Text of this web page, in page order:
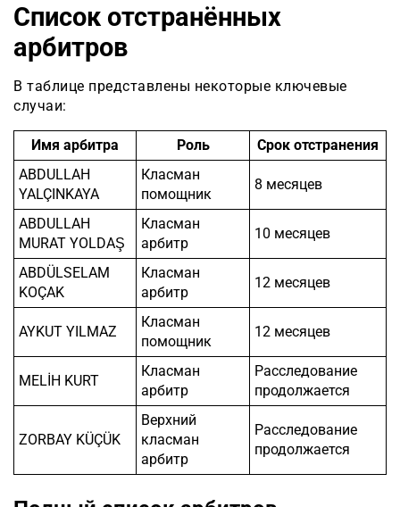
Список отстранённых
арбитров
В таблице представлены некоторые ключевые
случаи:
Имя арбитра Роль
Срок отстранения
ABDULLAH
YALÇINKAYA
Класман
помощник
8 месяцев
ABDULLAH
MURAT YOLDAŞ
Класман
арбитр
10 месяцев
ABDÜLSELAM
KOÇAK
Класман
арбитр
12 месяцев
AYKUT YILMAZ
Класман
помощник
12 месяцев
MELİH KURT
Класман
арбитр
Расследование
продолжается
ZORBAY KÜÇÜK
Верхний
класман
арбитр
Расследование
продолжается